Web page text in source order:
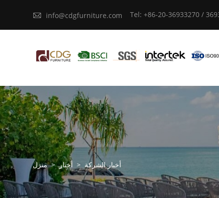
 info@cdgfurniture.com Tel: +86-20-36933270 /
منزل > أخبار > أخبار الشركة